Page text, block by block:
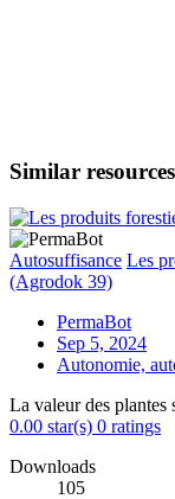
Similar resources
Autosuffisance Les
(Agrodok 39)
PermaBot
Sep 5, 2024
Autonomie,
La valeur des plantes
0.00 star(s) 0 ratings
Downloads
105